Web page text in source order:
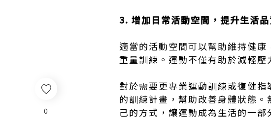
0
3. 增加日常活動空間，提升生活品
適當的活動空間可以幫助維持健
重量訓練。運動不僅有助於減輕
對於需要更專業運動訓練或復健指
的訓練計畫，幫助改善身體狀態
己的方式，讓運動成為生活的一部